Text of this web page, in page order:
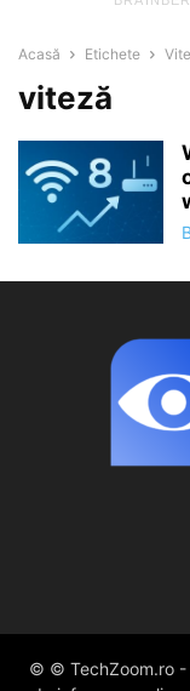
Acasă Etichete
viteză
© © TechZoom.ro -